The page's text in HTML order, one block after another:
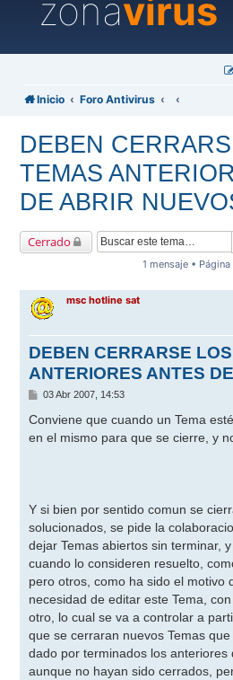
zonavirus
Inicio Foro Antivirus
DEBEN
TEMAS
DE ABRIR
Cerrado
1 mensaje • Página
msc hotline sat
DEBEN CERRARSE
ANTERIORES ANTES
M
n
a
03 Abr 2007, 14:53
Conviene que cuando un Tema
en el mismo para que se cierre, y
Y si bien por sentido comun se
solucionados, se pide la
dejar Temas abiertos sin terminar,
cuando lo consideren resuelto,
pero otros, como ha sido el motivo
necesidad de editar este Tema,
otro, lo cual se va a controlar a
que se cerraran nuevos Temas
dado por terminados los anteriores
aunque no hayan sido cerrados,